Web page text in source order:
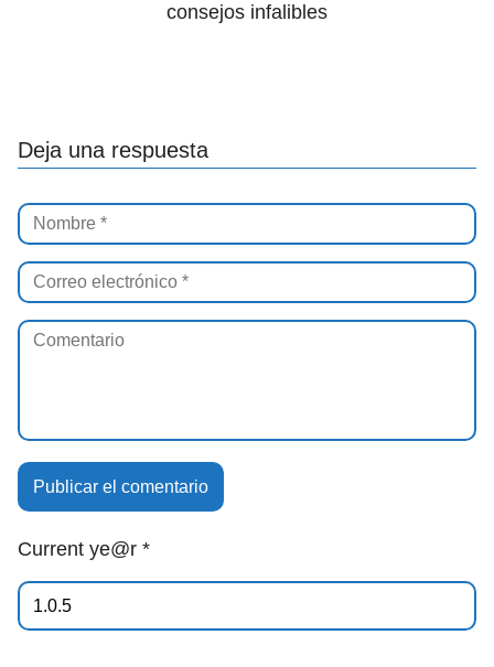
consejos infalibles
Deja una respuesta
Current ye@r *